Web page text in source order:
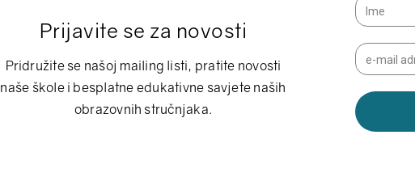
Prijavite se za novosti
Pridružite se našoj mailing listi, pratite novosti
naše škole i besplatne edukativne savjete naših
obrazovnih stručnjaka.